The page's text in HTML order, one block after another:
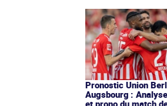
Pronostic Union
Augsbourg :